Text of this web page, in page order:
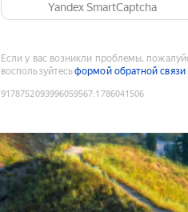
Yandex SmartCaptcha
Если у вас возникли проблемы,
воспользуйтесьформой обратной связи
9178752093996059567:1786041506